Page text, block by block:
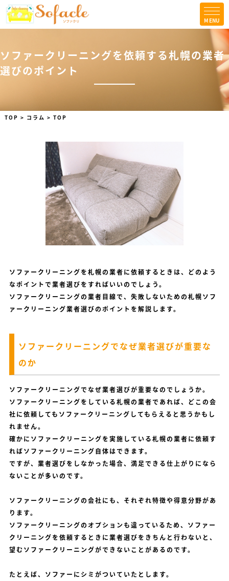
MENU
TOPICS
会社案内
お問合せ
ソファークリーニングを依頼する札幌の業者
選びのポイント
TOP > コラム > TOP
ソファークリーニングを札幌の業者に依頼するときは、どのよう
なポイントで業者選びをすればいいのでしょう。
ソファークリーニングの業者目線で、失敗しないための札幌ソフ
ァークリーニング業者選びのポイントを解説します。
ソファークリーニングでなぜ業者選びが重要な
のか
ソファークリーニングでなぜ業者選びが重要なのでしょうか。
ソファークリーニングをしている札幌の業者であれば、どこの会
社に依頼してもソファークリーニングしてもらえると思うかもし
れません。
確かにソファークリーニングを実施している札幌の業者に依頼す
ればソファークリーニング自体はできます。
ですが、業者選びをしなかった場合、満足できる仕上がりになら
ないことが多いのです。
ソファークリーニングの会社にも、それぞれ特徴や得意分野があ
ります。
ソファークリーニングのオプションも違っているため、ソファー
クリーニングを依頼するときに業者選びをきちんと行わないと、
望むソファークリーニングができないことがあるのです。
たとえば、ソファーにシミがついていたとします。